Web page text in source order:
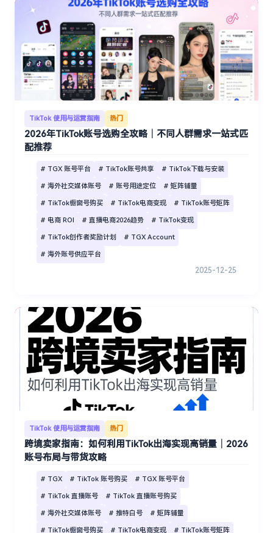
TikTok 使用与运营指南 热门
2026年TikTok账号选购全攻略｜不同人群需求一站式匹
配推荐
# TGX 账号平台 # TikTok账号共享 # TikTok下载与安装
# 海外社交媒体账号 # 账号用途定位 # 矩阵铺量
# TikTok橱窗号购买 # TikTok电商变现 # TikTok账号矩阵
# 电商 ROI # 直播电商2026趋势 # TikTok变现
# TikTok创作者奖励计划 # TGX Account
# 海外账号供应平台
2025-12-25
TikTok 使用与运营指南 热门
跨境卖家指南：如何利用TikTok出海实现高销量｜2026
账号布局与带货攻略
# TGX # TikTok 账号购买 # TGX 账号平台
# TikTok 直播账号 # TikTok 直播账号购买
# 海外社交媒体账号 # 推特白号 # 矩阵铺量
# TikTok橱窗号购买 # TikTok电商变现 # TikTok账号矩阵